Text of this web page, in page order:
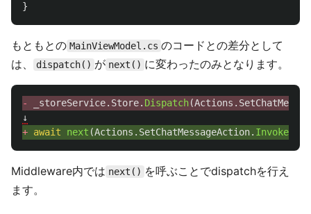
}
もともとの MainViewModel.cs のコードとの差分として
は、
dispatch() が next() に変わったのみとなります。
- _storeService. Store. Dispatch(Actions .
↓
+ await next (Actions . SetChatMessageAction. Invoke
Middleware内では next() を呼ぶことでdispatchを行え
ます。